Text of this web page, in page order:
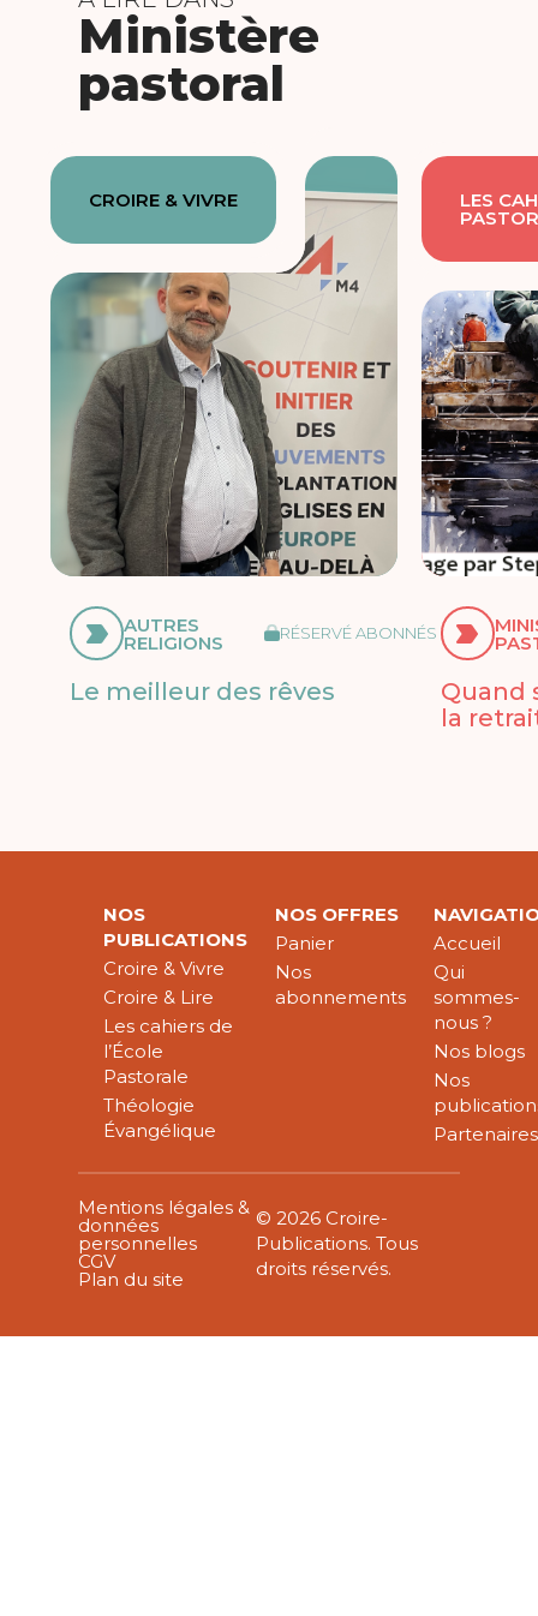
Ministère
pastoral
CROIRE & VIVRE
AUTRES
RELIGIONS RÉSERVÉ ABONNÉS
Le meilleur des rêves
LES
Quand
la
NOS
PUBLICATIONS
Croire & Vivre
Croire & Lire
Les cahiers de
l’École
Pastorale
Théologie
Évangélique
NOS OFFRES
Panier
Nos
abonnements
Accueil
Qui
sommes-
nous ?
Nos blogs
Nos
Partenaires
Mentions légales &
données
personnelles
CGV
Plan du site
© 2026 Croire-
Publications. Tous
droits réservés.